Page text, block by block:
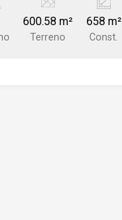
testada.
600.58 m²
Terreno
658 m²
Const.